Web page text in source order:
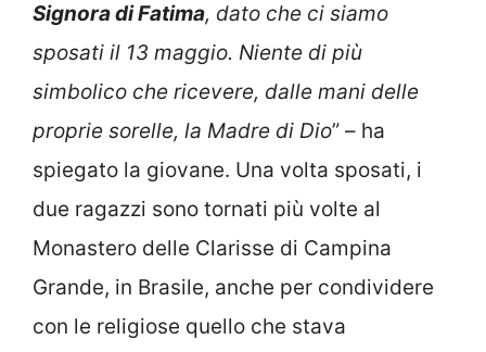
Signora di Fatima, dato che ci siamo
sposati il 13 maggio. Niente di più
simbolico che ricevere, dalle mani delle
proprie sorelle, la Madre di Dio” – ha
spiegato la giovane. Una volta sposati, i
due ragazzi sono tornati più volte al
Monastero delle Clarisse di Campina
Grande, in Brasile, anche per condividere
con le religiose quello che stava